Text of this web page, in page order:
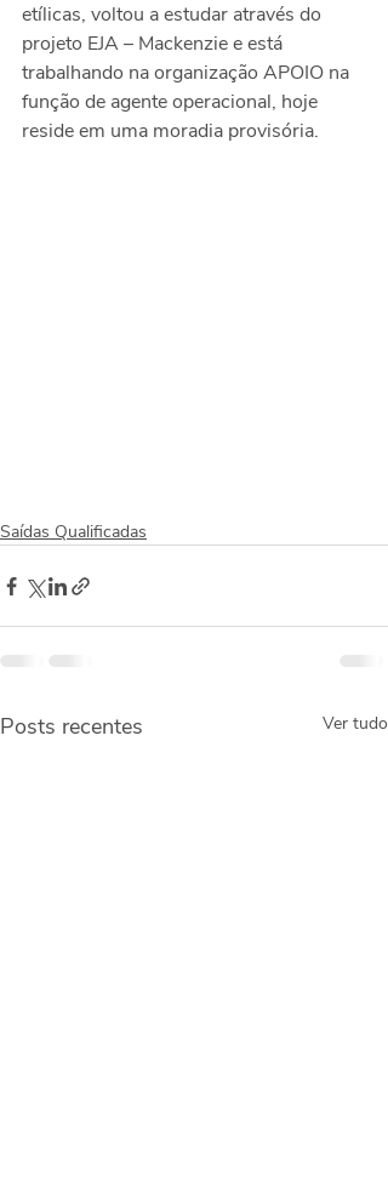
etílicas, voltou a estudar através do
projeto EJA – Mackenzie e está
trabalhando na organização APOIO na
função de agente operacional, hoje
reside em uma moradia provisória.
Saídas Qualificadas
Posts recentes Ver tudo